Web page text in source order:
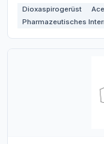
Dioxaspirogerüst
Pharmazeutisches